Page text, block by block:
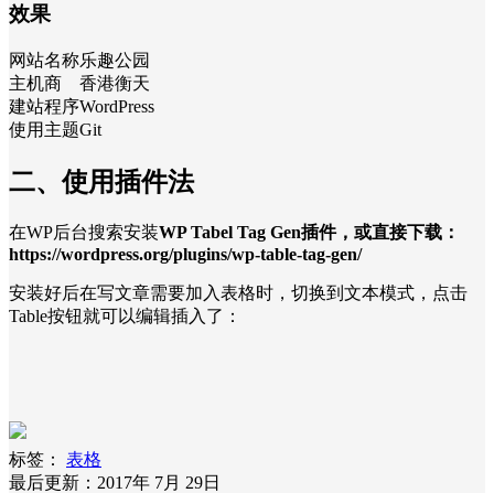
效果
网站名称乐趣公园
主机商
香港衡天
建站程序WordPress
使用主题Git
二、使用插件法
在WP后台搜索安装WP Tabel Tag Gen插件，或直接下载：
https://wordpress.org/plugins/wp-table-tag-gen/
安装好后在写文章需要加入表格时，切换到文本模式，点击
Table按钮就可以编辑插入了：
标签：
表格
最后更新：2017年 7月 29日